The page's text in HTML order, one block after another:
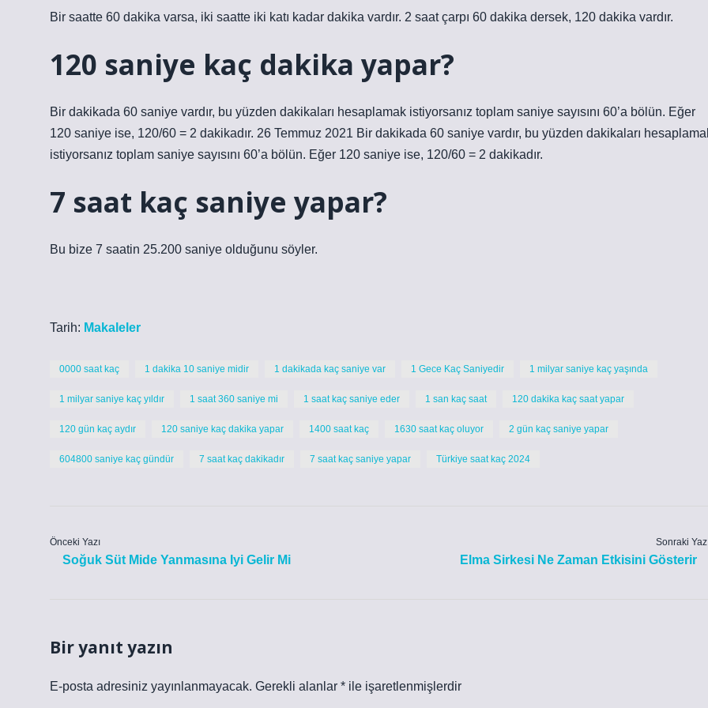
Bir saatte 60 dakika varsa, iki saatte iki katı kadar dakika vardır. 2 saat çarpı 60 dakika dersek, 120 dakika vardır.
120 saniye kaç dakika yapar?
Bir dakikada 60 saniye vardır, bu yüzden dakikaları hesaplamak istiyorsanız toplam saniye sayısını 60’a bölün. Eğer
120 saniye ise, 120/60 = 2 dakikadır. 26 Temmuz 2021 Bir dakikada 60 saniye vardır, bu yüzden dakikaları
istiyorsanız toplam saniye sayısını 60’a bölün. Eğer 120 saniye ise, 120/60 = 2 dakikadır.
7 saat kaç saniye yapar?
Bu bize 7 saatin 25.200 saniye olduğunu söyler.
Tarih: Makaleler
0000 saat kaç 1 dakika 10 saniye midir 1 dakikada kaç saniye var 1 Gece Kaç Saniyedir 1 milyar saniye kaç yaşında
1 milyar saniye kaç yıldır 1 saat 360 saniye mi 1 saat kaç saniye eder 1 san kaç saat 120 dakika kaç saat yapar
120 gün kaç aydır 120 saniye kaç dakika yapar 1400 saat kaç 1630 saat kaç oluyor 2 gün kaç saniye yapar
604800 saniye kaç gündür 7 saat kaç dakikadır 7 saat kaç saniye yapar Türkiye saat kaç 2024
Önceki Yazı
Soğuk Süt Mide Yanmasına Iyi Gelir Mi
Sonraki
Elma Sirkesi Ne Zaman Etkisini Gösterir
Bir yanıt yazın
E-posta adresiniz yayınlanmayacak. Gerekli alanlar * ile işaretlenmişlerdir